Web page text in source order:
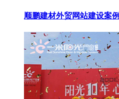
顺鹏建材外贸网站建设案例